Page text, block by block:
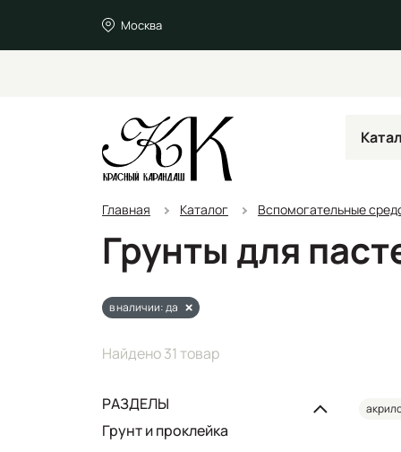
Москва
Главная Каталог Вспомогательные
Грунты для
в наличии: да
Найдено 31 товар
РАЗДЕЛЫ
Грунт и проклейка